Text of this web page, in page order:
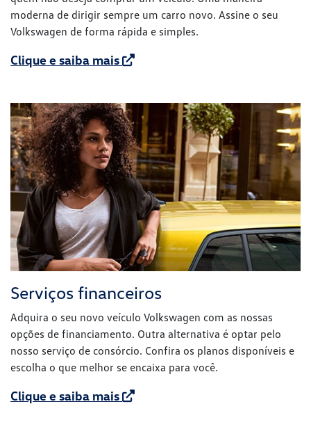
moderna de dirigir sempre um carro novo. Assine o seu
Volkswagen de forma rápida e simples.
Clique e saiba mais
Serviços financeiros
Adquira o seu novo veículo Volkswagen com as nossas
opções de financiamento. Outra alternativa é optar pelo
nosso serviço de consórcio. Confira os planos disponíveis e
escolha o que melhor se encaixa para você.
Clique e saiba mais